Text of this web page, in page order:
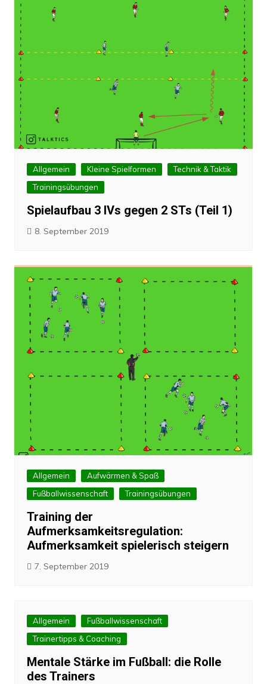
Allgemein Kleine Spielformen
Technik & Taktik
Trainingsübungen
Spielaufbau 3 IVs gegen 2 STs (Teil 1)
8. September 2019
Allgemein
Aufwärmen & Spaß
Fußballwissenschaft
Trainingsübungen
Training der
Aufmerksamkeitsregulation:
Aufmerksamkeit spielerisch steigern
7. September 2019
Allgemein
Fußballwissenschaft
Trainertipps & Coaching
Mentale Stärke im Fußball: die Rolle
des Trainers